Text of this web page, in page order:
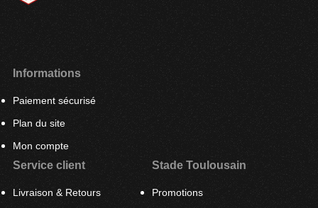
Informations
Paiement sécurisé
Plan du site
Mon compte
Service client
Livraison & Retours
Stade Toulousain
Promotions